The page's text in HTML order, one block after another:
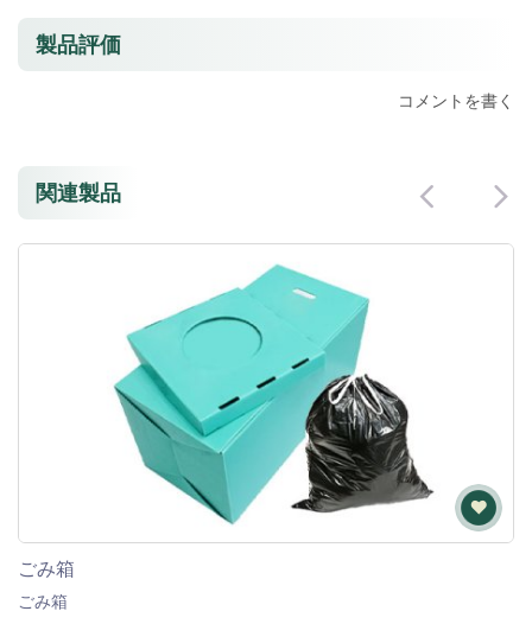
製品評価
コメントを書く
関連製品
ごみ箱
ごみ箱